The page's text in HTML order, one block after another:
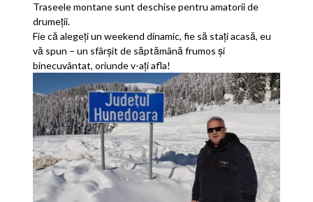
Traseele montane sunt deschise pentru amatorii de
drumeții.
Fie că alegeți un weekend dinamic, fie să stați acasă, eu
vă spun – un sfârșit de săptămână frumos și
binecuvântat, oriunde v-ați afla!